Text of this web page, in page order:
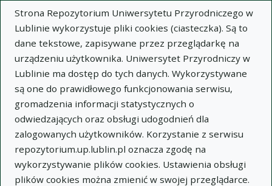
Strona Repozytorium Uniwersytetu Przyrodniczego w
Lublinie wykorzystuje pliki cookies (ciasteczka). Są to
dane tekstowe, zapisywane przez przeglądarkę na
urządzeniu użytkownika. Uniwersytet Przyrodniczy w
Lublinie ma dostęp do tych danych. Wykorzystywane
są one do prawidłowego funkcjonowania serwisu,
gromadzenia informacji statystycznych o
odwiedzających oraz obsługi udogodnień dla
zalogowanych użytkowników. Korzystanie z serwisu
repozytorium.up.lublin.pl oznacza zgodę na
wykorzystywanie plików cookies. Ustawienia obsługi
plików cookies można zmienić w swojej przeglądarce.
Repozytorium Uniwersytetu
Przyrodniczego w Lublinie
Indeksy
Akcje na kolekcjach Wyczyść Zaznacz wszystko
Kolekcje(automatyczne przeładowanie treści)